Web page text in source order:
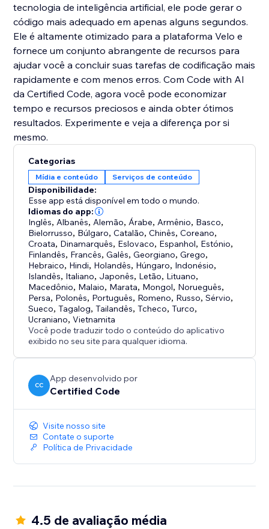
tecnologia de inteligência artificial, ele pode gerar o
código mais adequado em apenas alguns segundos.
Ele é altamente otimizado para a plataforma Velo e
fornece um conjunto abrangente de recursos para
ajudar você a concluir suas tarefas de codificação mais
rapidamente e com menos erros. Com Code with AI
da Certified Code, agora você pode economizar
tempo e recursos preciosos e ainda obter ótimos
resultados. Experimente e veja a diferença por si
mesmo.
Categorias
Mídia e conteúdo Serviços de conteúdo
Disponibilidade:
Esse app está disponível em todo o mundo.
Idiomas do app:
Inglês, Albanês, Alemão, Árabe, Armênio, Basco,
Bielorrusso, Búlgaro,Catalão,Chinês,Coreano,
Croata, Dinamarquês, Eslovaco, Espanhol, Estónio,
Finlandês, Francês,Galês,Georgiano,Grego,
Hebraico, Hindi, Holandês, Húngaro, Indonésio,
Islandês, Italiano, Japonês, Letão, Lituano,
Macedônio, Malaio, Marata, Mongol, Norueguês,
Persa, Polonês, Português, Romeno, Russo,Sérvio,
Sueco,Tagalog,Tailandês,Tcheco,Turco,
Ucraniano,Vietnamita
Você pode traduzir todo o conteúdo do aplicativo
exibido no seu site para qualquer idioma.
CC
App desenvolvido por
Certified Code
Visite nosso site
Contate o suporte
Política de Privacidade
4.5 de avaliação média